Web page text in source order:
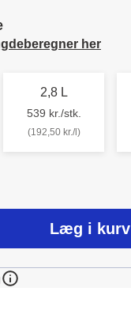
her
2,8 L
539 kr./stk.
(192,50 kr./l)
Læg i kurv